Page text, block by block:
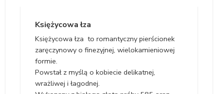
Księżycowa łza
Księżycowa łza to romantyczny pierścionek
zaręczynowy o finezyjnej, wielokamieniowej
formie.
Powstał z myślą o kobiecie delikatnej,
wrażliwej i łagodnej.